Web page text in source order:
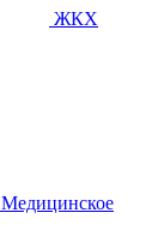
ЖКХ
Медицинское